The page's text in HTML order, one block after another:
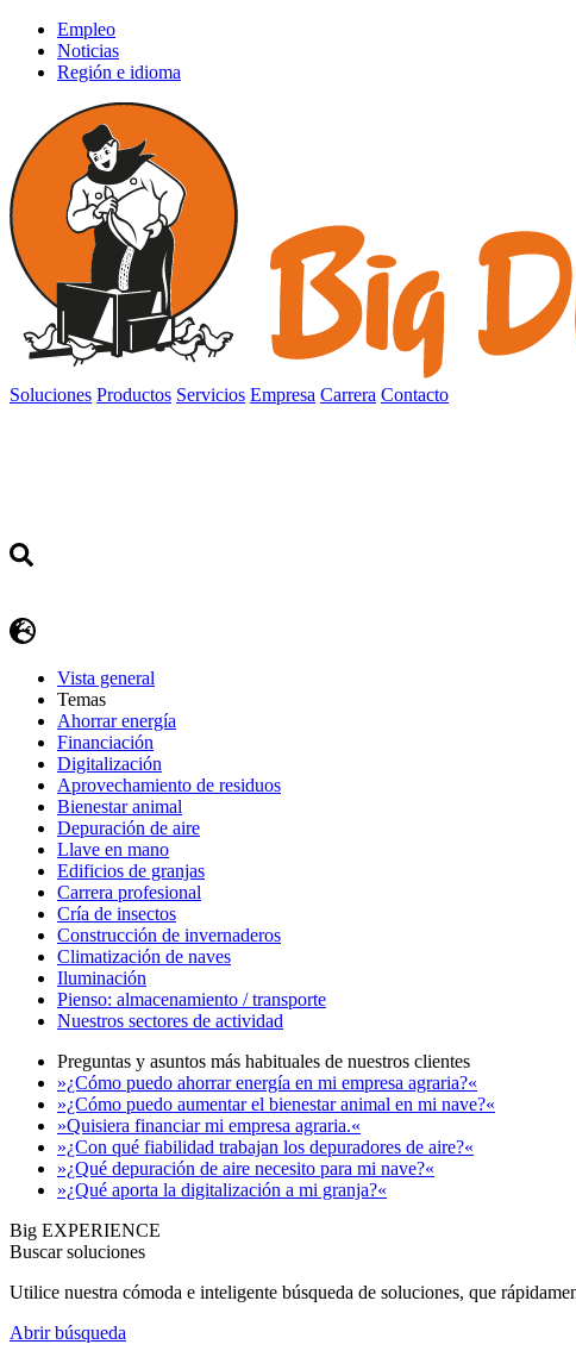
Empleo
Noticias
Región e idioma
Soluciones Productos Servicios Empresa Carrera Contacto
Vista general
Temas
Ahorrar energía
Financiación
Digitalización
Aprovechamiento de residuos
Bienestar animal
Depuración de aire
Llave en mano
Edificios de granjas
Carrera profesional
Cría de insectos
Construcción de invernaderos
Climatización de naves
Iluminación
Pienso: almacenamiento / transporte
Nuestros sectores de actividad
Preguntas y asuntos más habituales de nuestros clientes
»¿Cómo puedo ahorrar energía en mi empresa agraria?«
»¿Cómo puedo aumentar el bienestar animal en mi nave?«
»Quisiera financiar mi empresa agraria.«
»¿Con qué fiabilidad trabajan los depuradores de aire?«
»¿Qué depuración de aire necesito para mi nave?«
»¿Qué aporta la digitalización a mi granja?«
Big EXPERIENCE
Buscar soluciones
Utilice nuestra cómoda e inteligente búsqueda de soluciones, que
Abrir búsqueda